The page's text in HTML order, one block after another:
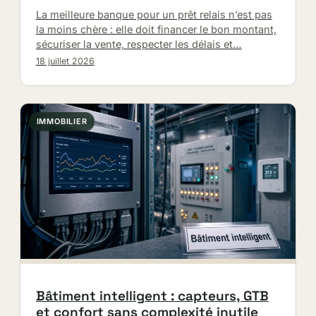
18 juillet 2026
La meilleure banque pour un prêt relais n’est pas
la moins chère : elle doit financer le bon montant,
sécuriser la vente, respecter les délais et…
IMMOBILIER
Bâtiment intelligent : capteurs, GTB
et confort sans complexité inutile